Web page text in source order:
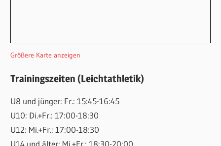
Größere Karte anzeigen
Trainingszeiten (Leichtathletik)
U8 und jünger: Fr.: 15:45-16:45
U10: Di.+Fr.: 17:00-18:30
U12: Mi.+Fr.: 17:00-18:30
U14 und älter: Mi.+Fr.: 18:30-20:00